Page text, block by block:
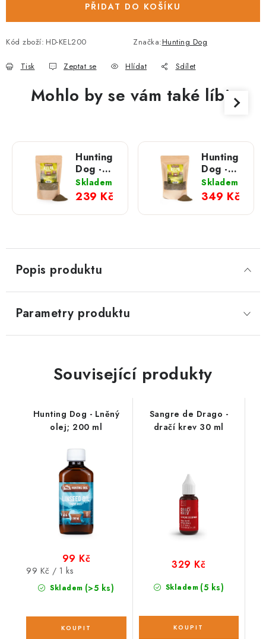
PŘIDAT DO KOŠÍKU
Kód zboží: HD-KEL200 Značka:Hunting Dog
Tisk Zeptat se Hlídat Sdílet
Mohlo by se vám také líbit
Hunting
Dog -
Mořská
řasa
KELPA;
500 g
Skladem
239 Kč
Hunting
Dog -
Mořská
řasa
KELPA;
1 000 g
Skladem
349 Kč
Popis produktu
Parametry produktu
Související produkty
Hunting Dog - Lněný
olej; 200 ml
Skladem (>5 ks)
99 Kč
Měrná
cena:
99 Kč / 1 ks
Sangre de Drago -
dračí krev 30 ml
Skladem (5 ks)
329 Kč